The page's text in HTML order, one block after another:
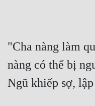
"Cha nàng làm
nàng có thể bị